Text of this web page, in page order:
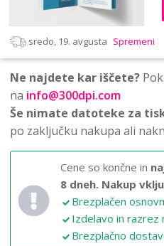
sredo, 19. avgusta Spremeni
Ne najdete kar iščete?
na info@300dpi.com
Še nimate datoteke za
po zaključku nakupa ali
Cene so končne in
8 dneh. Nakup
Brezplačen
Izdelavo in razrez
Brezplačno